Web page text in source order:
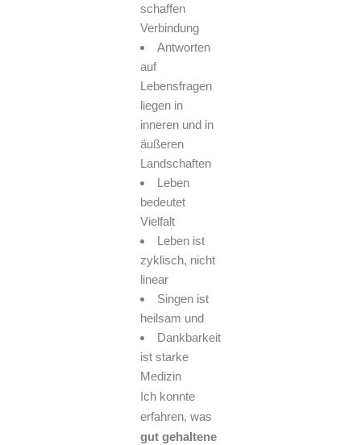
schaffen
Verbindung
Antworten
auf
Lebensfragen
liegen in
inneren und in
äußeren
Landschaften
Leben
bedeutet
Vielfalt
Leben ist
zyklisch, nicht
linear
Singen ist
heilsam und
Dankbarkeit
ist starke
Medizin
Ich konnte
erfahren, was
gut gehaltene